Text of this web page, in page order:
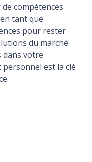
compétences
tant que
pour rester
du marché
dans votre
est la clé